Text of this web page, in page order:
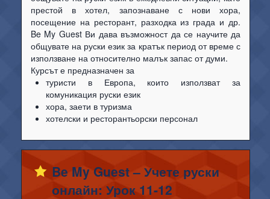
престой в хотел, запознаване с нови хора,
посещение на ресторант, разходка из града и др.
Be My Guest Ви дава възможност да се научите да
общувате на руски език за кратък период от време с
използване на относително малък запас от думи.
Курсът е предназначен за
туристи в Европа, които използват за
комуникация руски език
хора, заети в туризма
хотелски и ресторантьорски персонал
Be My Guest – Учете руски
онлайн: Урок 11-12